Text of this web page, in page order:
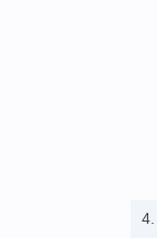
4.